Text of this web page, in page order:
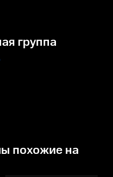
группа
похожие на